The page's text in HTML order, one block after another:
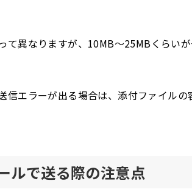
て異なりますが、10MB～25MBくらい
信エラーが出る場合は、添付ファイル
ルで送る際の注意点